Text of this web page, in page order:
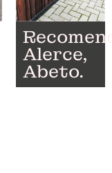
Alerce,
Abeto.